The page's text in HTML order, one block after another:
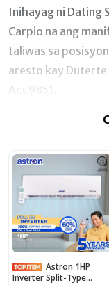
Inihayag ni Dating
Carpio na ang
taliwas sa
aresto kay Duterte
Act 9851.
Astron 1HP
Inverter Split-Type